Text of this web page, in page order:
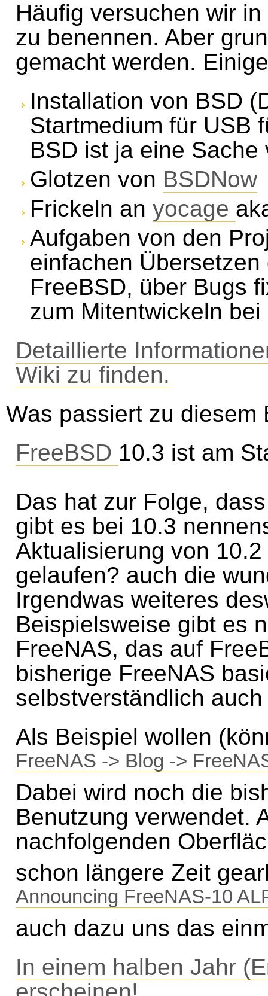
Häufig versuchen wir
zu benennen. Aber
gemacht werden.
Installation von BSD
Startmedium für USB
BSD ist ja eine
Glotzen von BSDNow
Frickeln an yocage
Aufgaben von den
einfachen
FreeBSD, über Bugs
zum Mitentwickeln bei
Detaillierte
Wiki zu finden.
Was passiert zu diesem
FreeBSD 10.3 ist am
Das hat zur Folge,
gibt es bei 10.3
Aktualisierung von
gelaufen? auch die
Irgendwas weiteres
Beispielsweise gibt es
FreeNAS, das auf
bisherige FreeNAS
selbstverständlich
Als Beispiel wollen
FreeNAS -> Blog ->
Dabei wird noch die
Benutzung verwendet.
nachfolgenden
schon längere Zeit
Announcing FreeNAS-10
auch dazu uns das
In einem halben Jahr